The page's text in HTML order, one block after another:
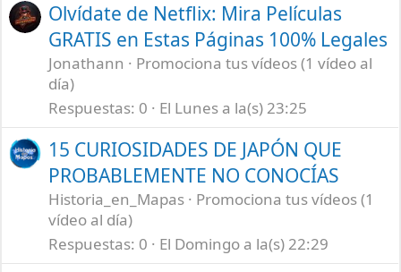
Olvídate de Netflix: Mira Películas
GRATIS en Estas Páginas 100% Legales
Jonathann
Promociona tus vídeos (1 vídeo al
día)
Respuestas 0 El Lunes a la(s) 23:25
15 CURIOSIDADES DE JAPÓN QUE
PROBABLEMENTE NO CONOCÍAS
Historia_en_Mapas
Promociona tus vídeos (1
vídeo al día)
Respuestas 0 El Domingo a la(s) 22:29